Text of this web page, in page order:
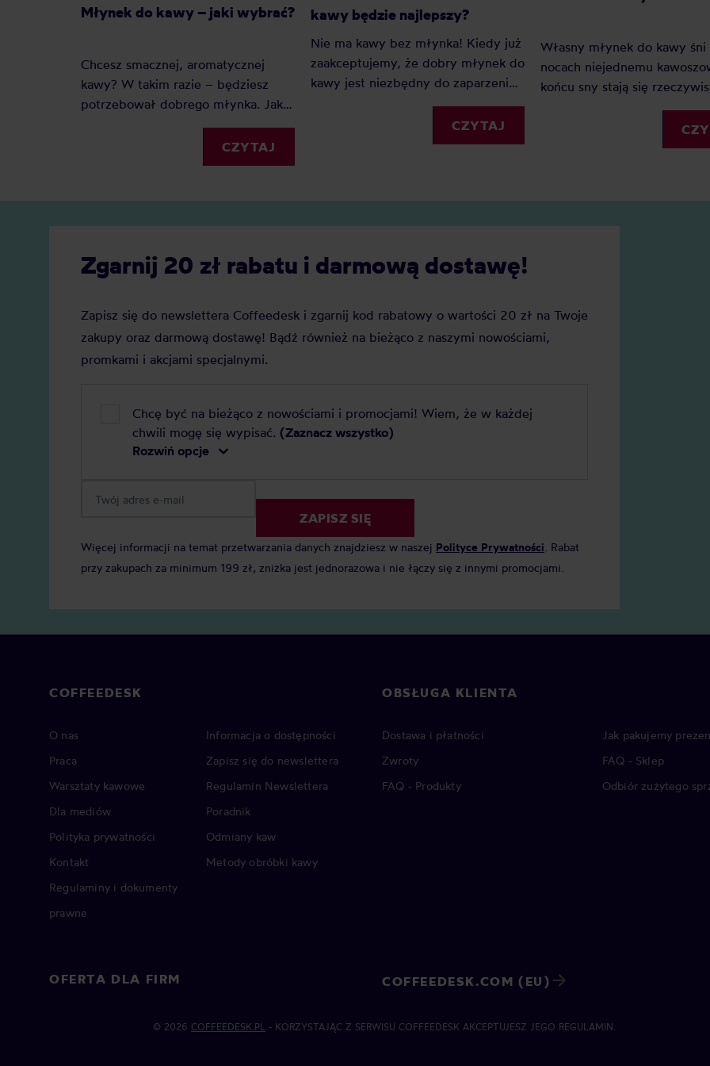
Młynek do kawy – jaki wybrać?
Chcesz smacznej, aromatycznej
kawy? W takim razie – będziesz
potrzebował dobrego młynka. Jakie
są najlepsze młynki do kawy? Oto
CZYTAJ
kawy będzie najlepszy?
Nie ma kawy bez młynka! Kiedy już
zaakceptujemy, że dobry młynek do
kawy jest niezbędny do zaparzenia
pysznej kawy, to możemy zadać
sobie pytanie: jaki powinniśmy
wybrać młynek w ekspresie:
CZYTAJ
Własny młynek do kawy śni
nocach niejednemu
końcu sny stają się
wtedy powstaje pytanie –
ustawić grubość mielenia
młynku ręcznym, aby
Zgarnij 20 zł rabatu i darmową dostawę!
Zapisz się do newslettera Coffeedesk i zgarnij kod rabatowy o wartości 20 zł na Twoje
zakupy oraz darmową dostawę! Bądź również na bieżąco z naszymi nowościami,
promkami i akcjami specjalnymi.
Chcę być na bieżąco z nowościami i promocjami! Wiem, że w każdej
chwili mogę się wypisać. (Zaznacz wszystko)
Rozwiń opcje
ZAPISZ SIĘ
Więcej informacji na temat przetwarzania danych znajdziesz w naszej Polityce Prywatności. Rabat
przy zakupach za minimum 199 zł, zniżka jest jednorazowa i nie łączy się z innymi promocjami.
COFFEEDESK
O nas
Praca
Warsztaty kawowe
Dla mediów
Polityka prywatności
Kontakt
Regulaminy i dokumenty
prawne
Informacja o dostępności
Zapisz się do newslettera
Regulamin Newslettera
Poradnik
Odmiany kaw
Metody obróbki kawy
OBSŁUGA KLIENTA
Dostawa i płatności
Zwroty
FAQ - Produkty
Jak pakujemy
FAQ - Sklep
Odbiór zużytego
OFERTA DLA FIRM COFFEEDESK.COM (EU)
© 2026 COFFEEDESK.PL - KORZYSTAJĄC Z SERWISU COFFEEDESK AKCEPTUJESZ JEGO REGULAMIN.